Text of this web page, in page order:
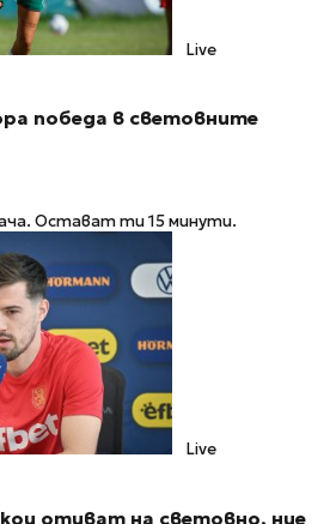
Live
победа в световните
Остават ти 15 минути.
Live
отиват на световно, ние